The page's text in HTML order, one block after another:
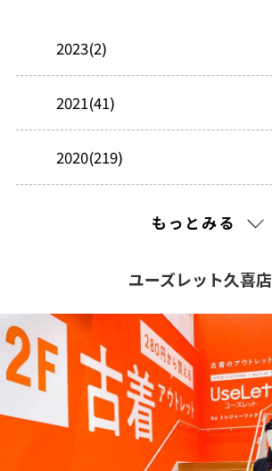
2023(2)
2021(41)
2020(219)
2017(225)
2016(161)
2015(101)
もっとみる
ユーズレット久喜店